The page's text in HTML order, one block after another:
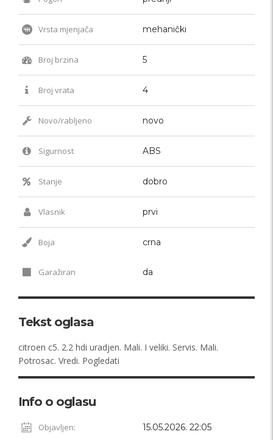
Vrsta mjenjača mehanički
Broj brzina 5
Broj vrata 4
Novo/rabljeno novo
Sigurnost ABS
Stanje dobro
Vlasnik prvi
Boja crna
Garažiran da
Tekst oglasa
citroen c5. 2.2 hdi uradjen. Mali. I veliki. Servis. Mali.
Potrosac. Vredi. Pogledati
Info o oglasu
Objavljen: 15.05.2026. 22:05